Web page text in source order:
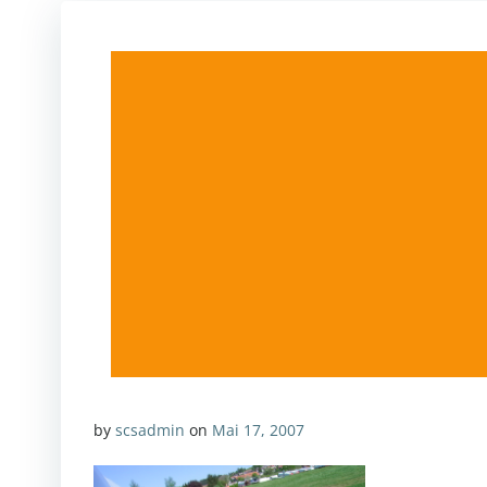
by scsadmin on Mai 17, 2007